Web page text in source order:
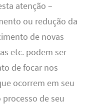
atenção –
ou redução da
de novas
etc. podem ser
de focar nos
ocorrem em seu
de seu